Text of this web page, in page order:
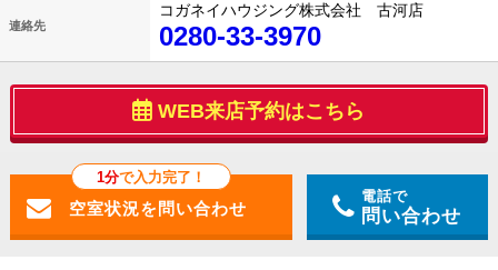
連絡先
コガネイハウジング株式会社 古河店
0280-33-3970
WEB来店予約はこちら
1分で入力完了！
電話で
問い合わせ